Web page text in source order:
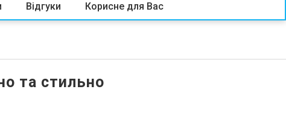
Відгуки Корисне для Вас
та стильно